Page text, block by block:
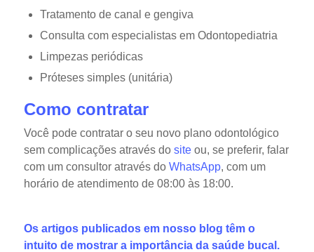
Tratamento de canal e gengiva
Consulta com especialistas em Odontopediatria
Limpezas periódicas
Próteses simples (unitária)
Como contratar
Você pode contratar o seu novo plano odontológico
sem complicações através do site ou, se preferir, falar
com um consultor através do WhatsApp, com um
horário de atendimento de 08:00 às 18:00.
Os artigos publicados em nosso blog têm o
intuito de mostrar a importância da saúde bucal.